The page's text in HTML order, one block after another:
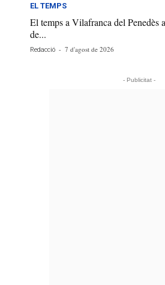
EL TEMPS
El temps a Vilafranca del Penedès
de...
Redacció - 7 d'agost de 2026
- Publicitat -